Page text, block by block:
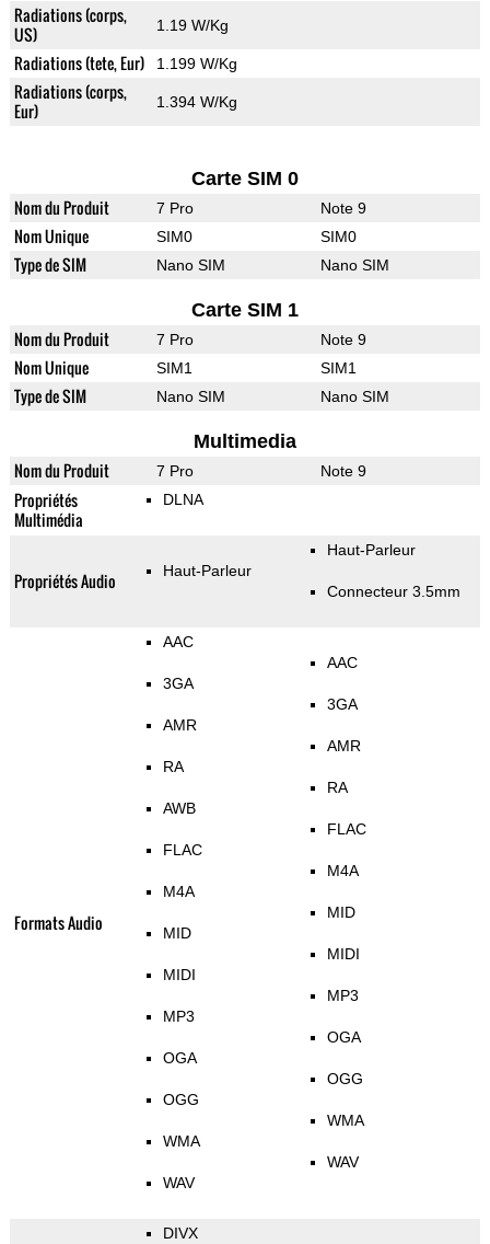
Radiations (corps,
US)
1.19 W/Kg
Radiations (tete, Eur) 1.199 W/Kg
Radiations (corps,
Eur)
1.394 W/Kg
Carte SIM 0
Nom du Produit 7 Pro Note 9
Nom Unique SIM0 SIM0
Type de SIM Nano SIM Nano SIM
Carte SIM 1
Nom du Produit 7 Pro Note 9
Nom Unique SIM1 SIM1
Type de SIM Nano SIM Nano SIM
Multimedia
Nom du Produit 7 Pro Note 9
Propriétés
Multimédia
DLNA
Propriétés Audio Haut-Parleur
Haut-Parleur
Connecteur 3.5mm
Formats Audio
AAC
3GA
AMR
RA
AWB
FLAC
M4A
MID
MIDI
MP3
OGA
OGG
WMA
WAV
AAC
3GA
AMR
RA
FLAC
M4A
MID
MIDI
MP3
OGA
OGG
WMA
WAV
DIVX